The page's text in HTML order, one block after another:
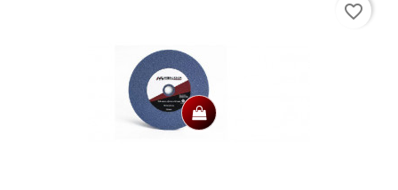
favorite_border